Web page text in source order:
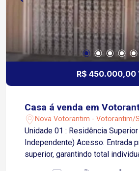
R$ 450.000,00
Casa á venda em
Nova Votorantim - Votorantim/
Unidade 01 : Residência
Independente) Acesso: Entrada
superior, garantindo total